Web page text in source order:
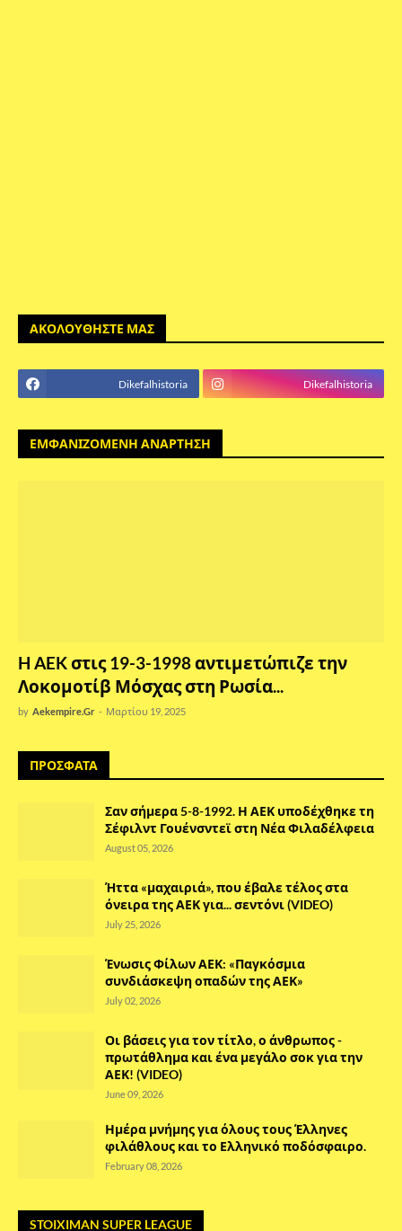
ΑΚΟΛΟΥΘΗΣΤΕ ΜΑΣ
Dikefalhistoria Dikefalhistoria
ΕΜΦΑΝΙΖΟΜΕΝΗ ΑΝΑΡΤΗΣΗ
H AEK στις 19-3-1998 αντιμετώπιζε την
Λοκομοτίβ Μόσχας στη Ρωσία...
by Aekempire.Gr - Μαρτίου 19, 2025
ΠΡΟΣΦΑΤΑ
Σαν σήμερα 5-8-1992. Η ΑΕΚ υποδέχθηκε τη
Σέφιλντ Γουένσντεϊ στη Νέα Φιλαδέλφεια
August 05, 2026
Ήττα «μαχαιριά», που έβαλε τέλος στα
όνειρα της ΑΕΚ για... σεντόνι (VIDEO)
July 25, 2026
Ένωσις Φίλων ΑΕΚ: «Παγκόσμια
συνδιάσκεψη οπαδών της ΑΕΚ»
July 02, 2026
Οι βάσεις για τον τίτλο, ο άνθρωπος -
πρωτάθλημα και ένα μεγάλο σοκ για την
ΑΕΚ! (VIDEO)
June 09, 2026
Ημέρα μνήμης για όλους τους Έλληνες
φιλάθλους και το Ελληνικό ποδόσφαιρο.
February 08, 2026
STOIXIMAN SUPER LEAGUE